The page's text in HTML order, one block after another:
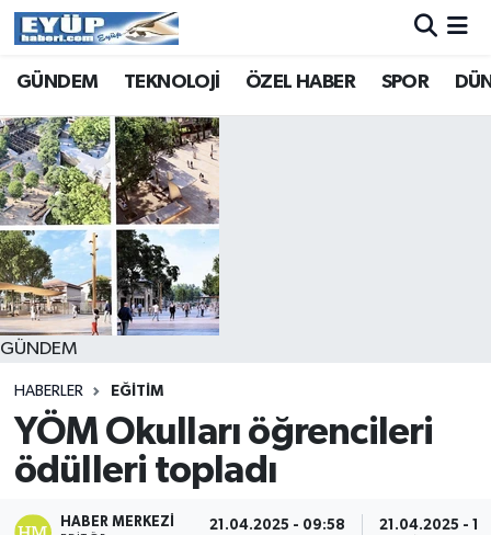
GÜNDEM TEKNOLOJİ ÖZEL HABER SPOR
GÜNDEM
HABERLER EĞİTİM
YÖM Okulları öğrencileri
ödülleri topladı
HABER MERKEZI 21.04.2025 - 09:58 21.04.2025 -